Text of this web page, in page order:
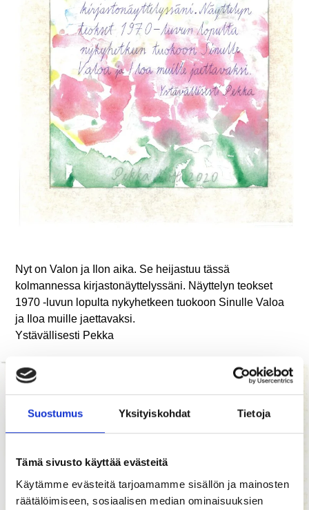
Suostumus Yksityiskohdat Tietoja
Tämä sivusto käyttää evästeitä
Käytämme evästeitä tarjoamamme sisällön ja mainosten
räätälöimiseen, sosiaalisen median ominaisuuksien
Nyt on Valon ja Ilon aika. Se heijastuu tässä
kolmannessa kirjastonäyttelyssäni. Näyttelyn teokset
1970 -luvun lopulta nykyhetkeen tuokoon Sinulle Valoa
ja Iloa muille jaettavaksi.
Ystävällisesti Pekka